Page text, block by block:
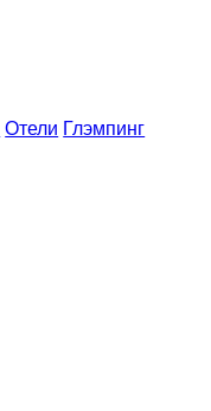
Отели Глэмпинг